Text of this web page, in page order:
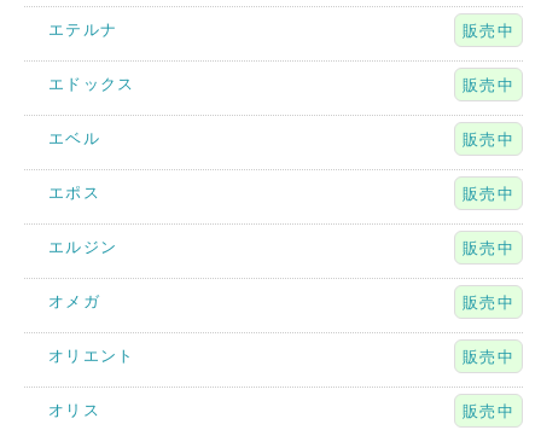
エテルナ 販売中
エドックス 販売中
エベル 販売中
エポス 販売中
エルジン 販売中
オメガ 販売中
オリエント 販売中
オリス 販売中